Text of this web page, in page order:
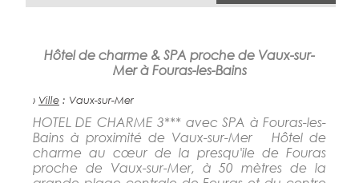
Hôtel de charme & SPA proche de Vaux-sur-
Mer à Fouras-les-Bains
› Ville : Vaux-sur-Mer
HOTEL DE CHARME 3*** avec SPA à Fouras-les-
Bains à proximité de Vaux-sur-Mer Hôtel de
charme au cœur de la presqu'ile de Fouras
proche de Vaux-sur-Mer, à 50 mètres de la